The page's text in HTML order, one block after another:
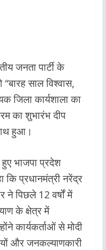
जनता पार्टी के
साल विश्वास,
जिला कार्यशाला का
का शुभारंभ दीप
हुआ।
भाजपा प्रदेश
कि प्रधानमंत्री नरेंद्र
ने पिछले 12 वर्षों में
के क्षेत्र में
कार्यकर्ताओं से मोदी
और जनकल्याणकारी